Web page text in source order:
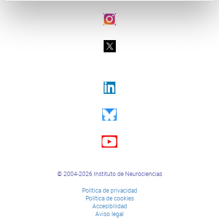
© 2004-2026 Instituto de Neurociencias
Política de privacidad
Política de cookies
Accesibilidad
Aviso legal